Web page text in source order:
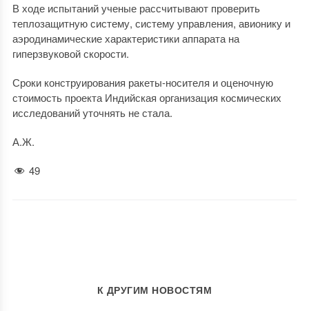
В ходе испытаний ученые рассчитывают проверить
теплозащитную систему, систему управления, авионику и
аэродинамические характеристики аппарата на
гиперзвуковой скорости.
Сроки конструирования ракеты-носителя и оценочную
стоимость проекта Индийская организация космических
исследований уточнять не стала.
А.Ж.
49
К ДРУГИМ НОВОСТЯМ